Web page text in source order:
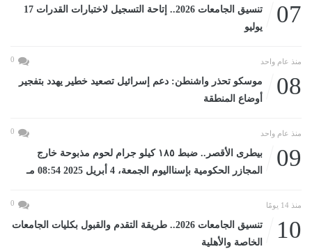
07
تنسيق الجامعات 2026.. إتاحة التسجيل لاختبارات القدرات 17
يوليو
منذ عام واحد 0
08
موسكو تحذر واشنطن: دعم إسرائيل تصعيد خطير يهدد بتفجير
أوضاع المنطقة
منذ عام واحد 0
09
بيطرى الأقصر.. ضبط ١٨٥ كيلو جرام لحوم مذبوحة خارج
المجازر الحكومية بإسنااليوم الجمعة، 4 أبريل 2025 08:54 مـ
منذ 14 يومًا 0
10
تنسيق الجامعات 2026.. طريقة التقدم والقبول بكليات الجامعات
الخاصة والأهلية